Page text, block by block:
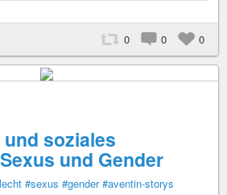
0 0 0
soziales
und Gender
#sexus #gender #aventin-storys